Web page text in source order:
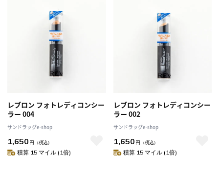
レブロン フォトレディコンシー
ラー 004
サンドラッグe-shop
1,650 円 （税込）
積算 15 マイル (1倍)
レブロン フォトレディコンシー
ラー 002
サンドラッグe-shop
1,650 円 （税込）
積算 15 マイル (1倍)